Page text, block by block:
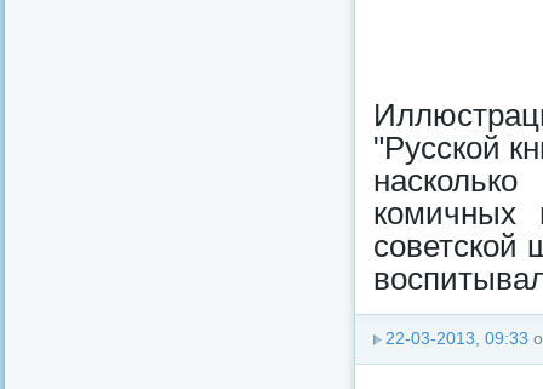
"Русской
комичных
советской
22-03-2013, 09:33